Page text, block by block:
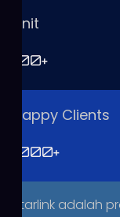
Unit
100+
Happy Clients
1000+
Starlink adalah